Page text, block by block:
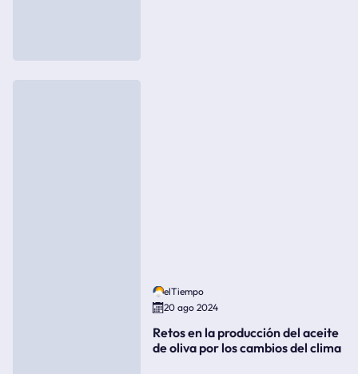
elTiempo
20 ago 2024
Retos en la producción del aceite
de oliva por los cambios del clima